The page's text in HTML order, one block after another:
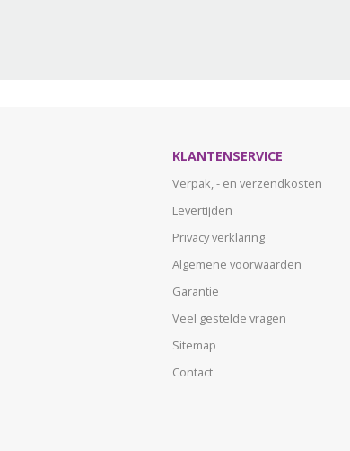
KLANTENSERVICE
Verpak, - en verzendkosten
Levertijden
Privacy verklaring
Algemene voorwaarden
Garantie
Veel gestelde vragen
Sitemap
Contact